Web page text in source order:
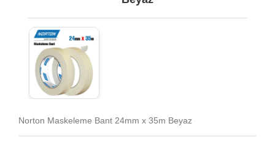
Norton Maskeleme Bant 24mm x 35m Beyaz